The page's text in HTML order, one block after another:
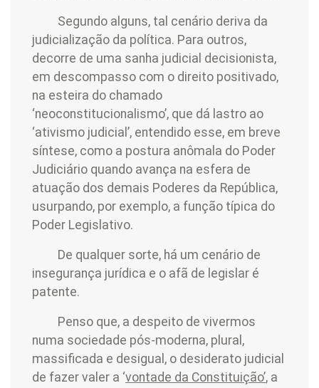
Segundo alguns, tal cenário deriva da
judicialização da política. Para outros,
decorre de uma sanha judicial decisionista,
em descompasso com o direito positivado,
na esteira do chamado
‘neoconstitucionalismo’, que dá lastro ao
‘ativismo judicial’, entendido esse, em breve
síntese, como a postura anômala do Poder
Judiciário quando avança na esfera de
atuação dos demais Poderes da República,
usurpando, por exemplo, a função típica do
Poder Legislativo.
De qualquer sorte, há um cenário de
insegurança jurídica e o afã de legislar é
patente.
Penso que, a despeito de vivermos
numa sociedade pós-moderna, plural,
massificada e desigual, o desiderato judicial
de fazer valer a ‘vontade da Constituição’, a